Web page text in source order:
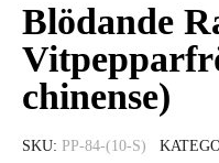
Blödande
chinense)
SKU PP-84-(10-S)